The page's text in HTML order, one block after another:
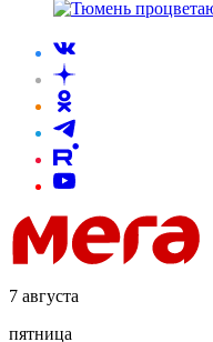
7 августа
пятница